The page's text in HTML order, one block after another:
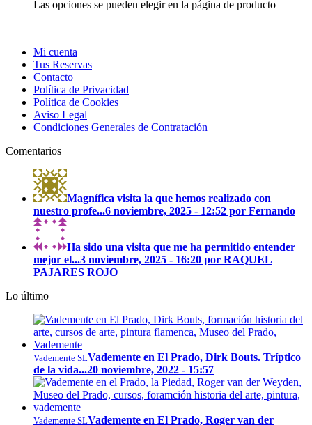
Las opciones se pueden elegir en la página de producto
Mi cuenta
Tus Reservas
Contacto
Política de Privacidad
Política de Cookies
Aviso Legal
Condiciones Generales de Contratación
Comentarios
Magnífica visita la que hemos realizado con
nuestro profe...6 noviembre, 2025 - 12:52 por Fernando
Ha sido una visita que me ha permitido entender
mejor el...3 noviembre, 2025 - 16:20 por RAQUEL
PAJARES ROJO
Lo último
Vademente SLVademente en El Prado, Dirk Bouts. Tríptico
de la vida...20 noviembre, 2022 - 15:57
Vademente SLVademente en El Prado, Roger van der